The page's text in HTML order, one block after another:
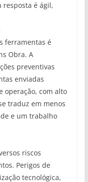
resposta é ágil,
ferramentas é
Obra. A
preventivas
enviadas
operação, com alto
traduz em menos
e um trabalho
riscos
Perigos de
tecnológica,